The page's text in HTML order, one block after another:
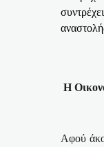
Η
Αφού